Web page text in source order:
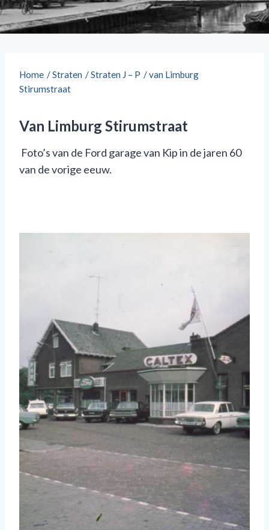
Home /Straten /Straten J – P /van Limburg
Stirumstraat
Van Limburg Stirumstraat
Foto’s van de Ford garage van Kip in de jaren 60
van de vorige eeuw.